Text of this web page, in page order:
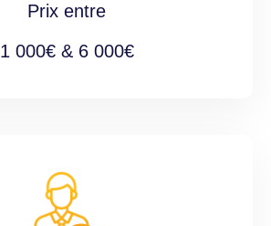
Prix entre
1 000€ & 6 000€